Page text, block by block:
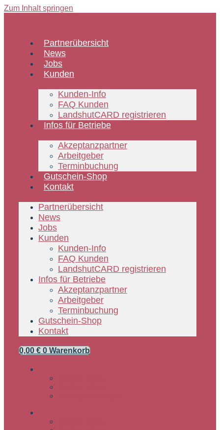
Zum Inhalt springen
Partnerübersicht
News
Jobs
Kunden
Kunden-Info
FAQ Kunden
LandshutCARD registrieren
Infos für Betriebe
Akzeptanzpartner
Arbeitgeber
Terminbuchung
Gutschein-Shop
Kontakt
Partnerübersicht
News
Jobs
Kunden
Kunden-Info
FAQ Kunden
LandshutCARD registrieren
Infos für Betriebe
Akzeptanzpartner
Arbeitgeber
Terminbuchung
Gutschein-Shop
Kontakt
0,00 € 0 Warenkorb